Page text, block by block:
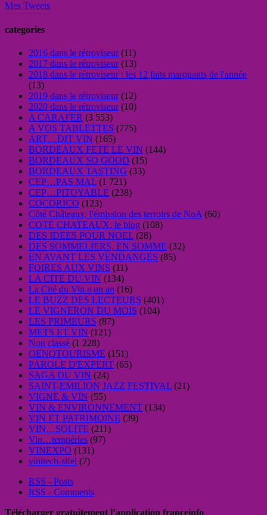
Mes Tweets
categories
2016 dans le rétroviseur(11)
2017 dans le rétroviseur(13)
2018 dans le rétroviseur : les 12 faits marquants de l'année
(13)
2019 dans le rétroviseur(12)
2020 dans le rétroviseur(10)
A CARAFER (3 553)
A VOS TABLETTES (775)
ART…DIT VIN (165)
BORDEAUX FETE LE VIN (144)
BORDEAUX SO GOOD (15)
BORDEAUX TASTING (33)
CEP…PAS MAL (1 721)
CEP…PITOYABLE (238)
COCORICO (123)
Côté Châteaux, l'émission des terroirs de NoA (60)
COTE CHATEAUX, le blog (108)
DES IDEES POUR NOEL (28)
DES SOMMELIERS, EN SOMME (32)
EN AVANT LES VENDANGES (85)
FOIRES AUX VINS (11)
LA CITE DU VIN (134)
La Cité du Vin a un an (16)
LE BUZZ DES LECTEURS (401)
LE VIGNERON DU MOIS (104)
LES PRIMEURS (87)
METS ET VIN (121)
Non classé (1 228)
OENOTOURISME (151)
PAROLE D'EXPERT (65)
SAGA DU VIN (24)
SAINT-EMILION JAZZ FESTIVAL (21)
VIGNE & VIN (55)
VIN & ENVIRONNEMENT (134)
VIN ET PATRIMOINE (39)
VIN…SOLITE (211)
Vin…tempéries (97)
VINEXPO (131)
vinitech-sifel (7)
RSS - Posts
RSS - Comments
Télécharger gratuitement l’application franceinfo